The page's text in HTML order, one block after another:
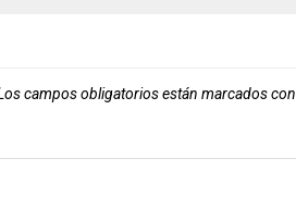
campos obligatorios están marcados con